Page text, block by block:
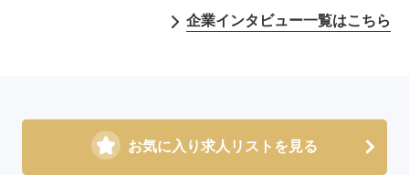
企業インタビュー一覧はこちら
お気に入り求人リストを見る